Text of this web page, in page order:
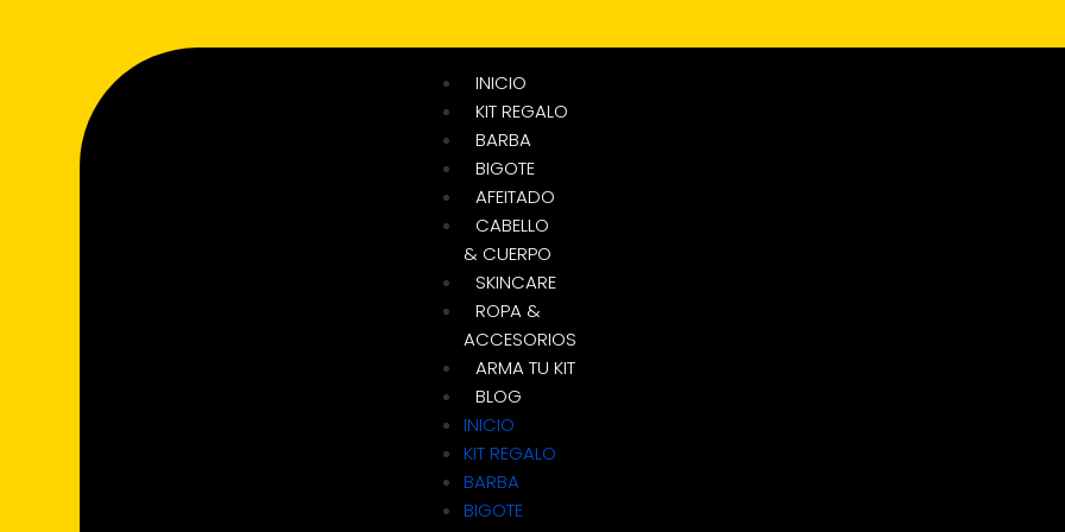
INICIO
KIT REGALO
BARBA
BIGOTE
AFEITADO
CABELLO
& CUERPO
SKINCARE
ROPA &
ACCESORIOS
ARMA TU KIT
BLOG
INICIO
KIT REGALO
BARBA
BIGOTE